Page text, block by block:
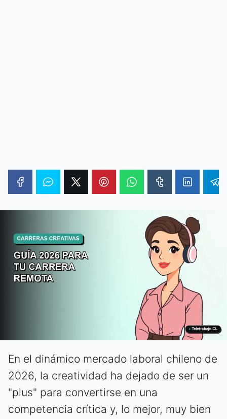
En el dinámico mercado laboral chileno de
2026, la creatividad ha dejado de ser un
"plus" para convertirse en una
competencia crítica y, lo mejor, muy bien